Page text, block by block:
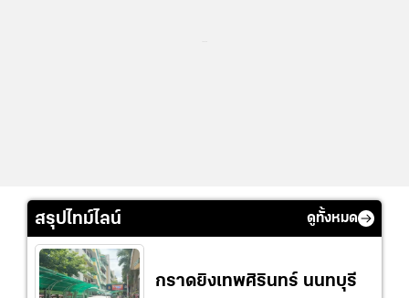
สรุปไทม์ไลน์ ดูทั้งหมด
กราดยิงเทพศิรินทร์ นนทบุรี